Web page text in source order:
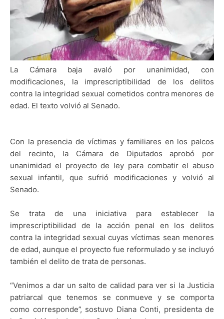
La Cámara baja avaló por unanimidad, con
modificaciones, la imprescriptibilidad de los delitos
contra la integridad sexual cometidos contra menores de
edad. El texto volvió al Senado.
Con la presencia de víctimas y familiares en los palcos
del recinto, la Cámara de Diputados aprobó por
unanimidad el proyecto de ley para combatir el abuso
sexual infantil, que sufrió modificaciones y volvió al
Senado.
Se trata de una iniciativa para establecer la
imprescriptibilidad de la acción penal en los delitos
contra la integridad sexual cuyas víctimas sean menores
de edad, aunque el proyecto fue reformulado y se incluyó
también el delito de trata de personas.
“Venimos a dar un salto de calidad para ver si la Justicia
patriarcal que tenemos se conmueve y se comporta
como corresponde”, sostuvo Diana Conti, presidenta de